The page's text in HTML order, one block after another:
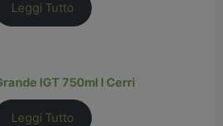
Leggi Tutto
IGT 750ml I Cerri
Leggi Tutto